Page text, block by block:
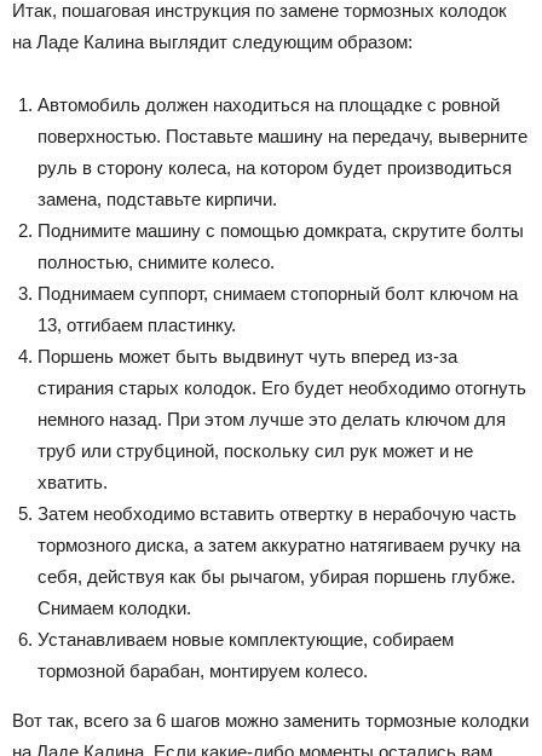
Итак, пошаговая инструкция по замене тормозных колодок
на Ладе Калина выглядит следующим образом:
Автомобиль должен находиться на площадке с ровной
поверхностью. Поставьте машину на передачу, выверните
руль в сторону колеса, на котором будет производиться
замена, подставьте кирпичи.
Поднимите машину с помощью домкрата, скрутите болты
полностью, снимите колесо.
Поднимаем суппорт, снимаем стопорный болт ключом на
13, отгибаем пластинку.
Поршень может быть выдвинут чуть вперед из-за
стирания старых колодок. Его будет необходимо отогнуть
немного назад. При этом лучше это делать ключом для
труб или струбциной, поскольку сил рук может и не
хватить.
Затем необходимо вставить отвертку в нерабочую часть
тормозного диска, а затем аккуратно натягиваем ручку на
себя, действуя как бы рычагом, убирая поршень глубже.
Снимаем колодки.
Устанавливаем новые комплектующие, собираем
тормозной барабан, монтируем колесо.
Вот так, всего за 6 шагов можно заменить тормозные колодки
на Ладе Калина. Если какие-либо моменты остались вам